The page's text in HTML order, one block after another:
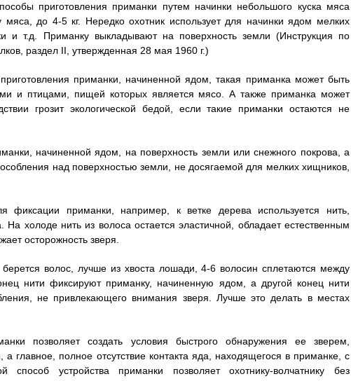
приготовления приманки путем начинки небольшого куска мяса
до 4-5 кг. Нередко охотник использует для начинки ядом мелких
и т.д. Приманку выкладывают на поверхность земли (Инструкция по
раздел II, утвержденная 28 мая 1960 г.)
приманки, начиненной ядом, такая приманка может быть
и птицами, пищей которых является мясо. А также приманка может
грозит экологической бедой, если такие приманки остаются не
начиненной ядом, на поверхность земли или снежного покрова, а
над поверхностью земли, не досягаемой для мелких хищников,
фиксации приманки, например, к ветке дерева используется нить,
На холоде нить из волоса остается эластичной, обладает естественным
осторожность зверя.
волос, лучше из хвоста лошади, 4-6 волосин сплетаются между
нити фиксируют приманку, начиненную ядом, а другой конец нити
не привлекающего внимания зверя. Лучше это делать в местах
позволяет создать условия быстрого обнаружения ее зверем,
главное, полное отсутствие контакта яда, находящегося в приманке, с
устройства приманки позволяет охотнику-волчатнику без